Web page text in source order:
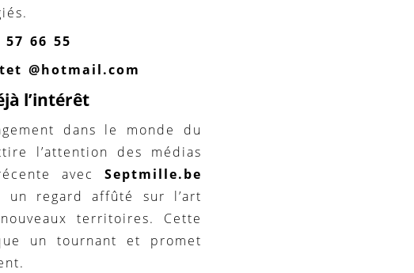
66 55
@hotmail.com
l’intérêt
dans le monde du
l’attention des médias
avec Septmille.be
un regard affûté sur l’art
territoires. Cette
un tournant et promet